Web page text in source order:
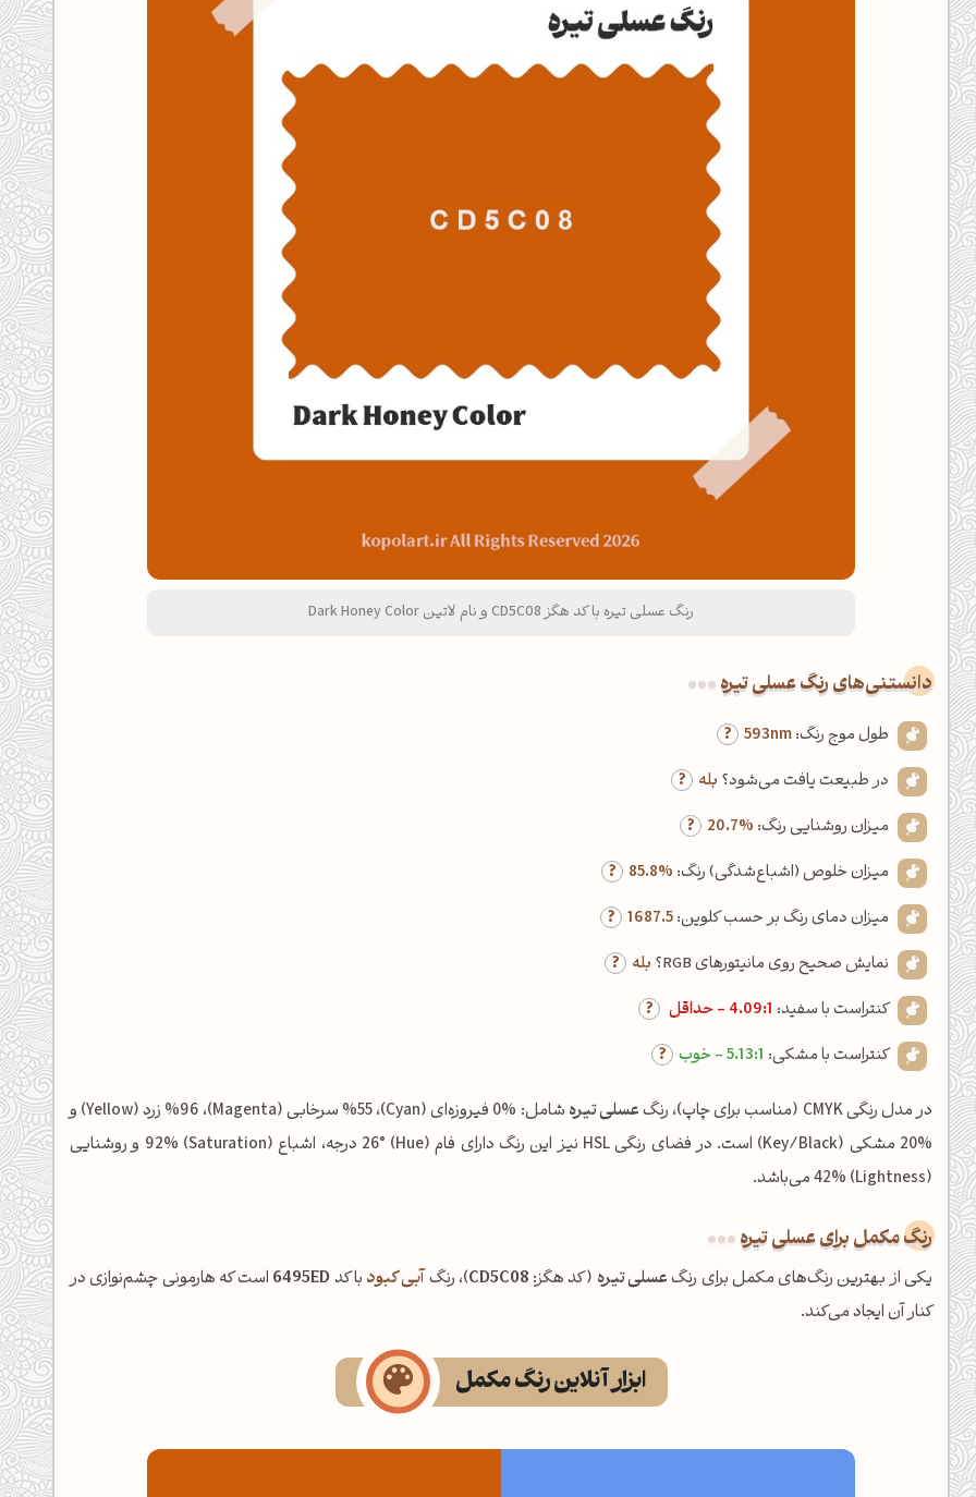
رنگ عسلی تیره با کد هگز CD5C08 و نام لاتین Dark Honey Color
دانستنی‌های رنگ عسلی تیره
طول موج رنگ:593nm
در طبیعت یافت می‌شود؟ بله
میزان روشنایی رنگ: 20.7%
میزان خلوص (اشباع‌شدگی) رنگ: 85.8%
میزان دمای رنگ بر حسب کلوین:1687.5
نمایش صحیح روی مانیتورهای RGB؟
بله
کنتراست با سفید: 4.09:1 - حداقل
کنتراست با مشکی: 5.13:1 - خوب
در مدل رنگی CMYK (مناسب برای چاپ)، رنگ عسلی تیره
شامل: %0 فیروزه‌ای (Cyan)، %55 سرخابی (Magenta)، %96 زرد (Yellow) و
%20 مشکی (Key/Black) است. در فضای رنگی HSL نیز این رنگ دارای فام (Hue) 26° درجه، اشباع (Saturation) 92% و روشنایی
(Lightness) 42% می‌باشد.
رنگ مکمل برای عسلی تیره
یکی از بهترین رنگ‌های مکمل برای رنگعسلی تیره (کد هگز:CD5C08)، رنگآبی کبودبا کد6495EDاست که هارمونی چشم‌نوازی در
کنار آن ایجاد می‌کند.
ابزار آنلاین رنگ مکمل
اینستاگرام